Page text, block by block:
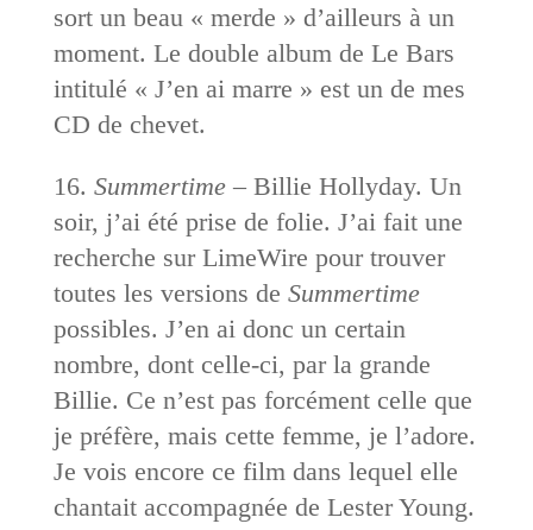
sort un beau « merde » d’ailleurs à un
moment. Le double album de Le Bars
intitulé « J’en ai marre » est un de mes
CD de chevet.
16. Summertime– Billie Hollyday. Un
soir, j’ai été prise de folie. J’ai fait une
recherche sur LimeWire pour trouver
toutes les versions de Summertime
possibles. J’en ai donc un certain
nombre, dont celle-ci, par la grande
Billie. Ce n’est pas forcément celle que
je préfère, mais cette femme, je l’adore.
Je vois encore ce film dans lequel elle
chantait accompagnée de Lester Young.